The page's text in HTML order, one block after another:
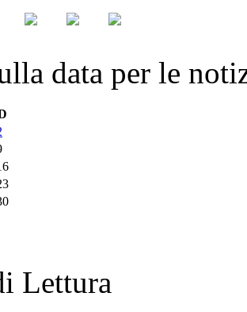
data per le
Lettura